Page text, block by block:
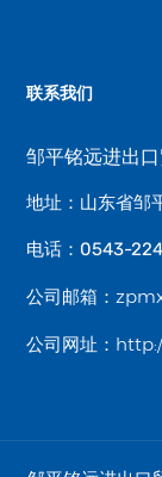
联系我们
邹平铭远进出
地址：山东省邹
电话：0543-
公司邮箱：
公司网址：